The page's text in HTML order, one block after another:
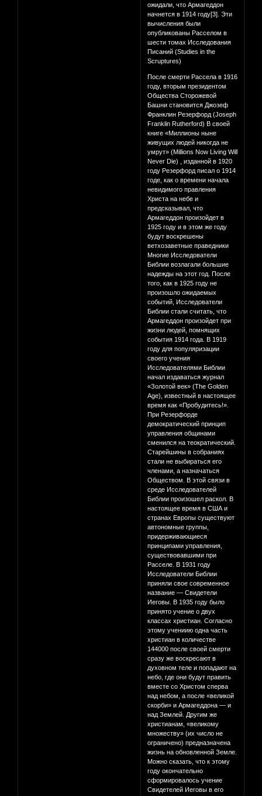
ожидали, что Армагеддон
начнется в 1914 году[3]. Эти
вычисления были
опубликованы Расселом в
шести томах Исследования
Писаний (Studies in the
Scruptures)
После смерти Рассела в 1916
году, вторым президентом
Общества Сторожевой
Башни становится Джозеф
Франклин Резерфорд (Joseph
Franklin Rutherford) В своей
книге «Миллионы ныне
живущих людей никогда не
умрут» (Millions Now Living Will
Never Die) , изданной в 1920
году Резерфорд писал о 1914
годе, как о времени начала
невидимого правления
Христа на небе и
предсказывал, что
Армагеддон произойдет в
1925 году и в этом же году
будут воскрешены
ветхозаветные праведники
Многие Исследователи
Библии возлагали большие
надежды на этот год. После
того, как в 1925 году не
произошло ожидаемых
событий, Исследователи
Библии стали считать, что
Армагеддон произойдет при
жизни людей, помнящих
события 1914 года. В 1919
году для популяризации
своего учения
Исследователями Библии
начал издаваться журнал
«Золотой век» (The Golden
Age), известный в настоящее
время как «Пробудитесь!».
При Резерфорде
демократический принцип
управления общинами
сменился на теократический.
Старейшины в собраниях
стали не выбираться его
членами, а назначаться
Обществом. В этой связи в
среде Исследователей
Библии произошел раскол. В
настоящее время в США и
странах Европы существуют
автономные группы,
придерживающиеся
принципами управления,
существовавшими при
Расселе. В 1931 году
Исследователи Библии
приняли свое современное
название — Свидетели
Иеговы. В 1935 году было
принято учение о двух
классах христиан. Согласно
этому учениию одна часть
христиан в количестве
144000 после своей смерти
сразу же воскресают в
духовном теле и попадают на
небо, где они будут править
вместе со Христом сперва
над небом, а после «великой
скорби» и Армагеддона — и
над Землей. Другим же
христианам, «великому
множеству» (их число не
ограничено) предназначена
жизнь на обновленной Земле.
Можно сказать, что к этому
году окончательно
сформировалось учение
Свидетелей Иеговы в его